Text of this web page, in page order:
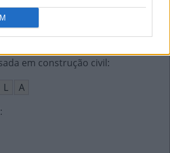
A
R
em construção civil:
L
A
: